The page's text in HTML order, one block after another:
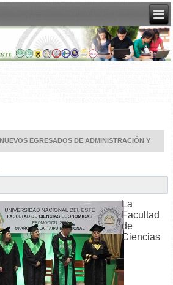
EGRESADOS DE ADMINISTRACIÓN Y
La
Facultad
de
Ciencias